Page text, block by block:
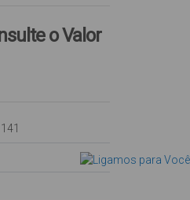
o Valor
141